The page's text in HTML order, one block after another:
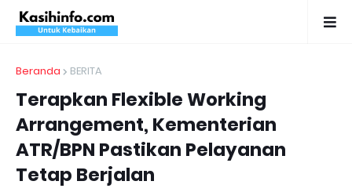
Beranda BERITA
Terapkan Flexible Working
Arrangement, Kementerian
ATR/BPN Pastikan Pelayanan
Tetap Berjalan